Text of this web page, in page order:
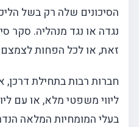
הסיכונים שלה רק בשל
נגדה או נגד מנהליה. סקר
זאת, או לכל הפחות
חברות רבות בתחילת
ליווי משפטי מלא, או עם
בעלי המומחיות המלאה